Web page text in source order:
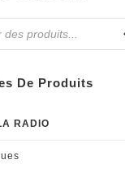
De Produits
RADIO